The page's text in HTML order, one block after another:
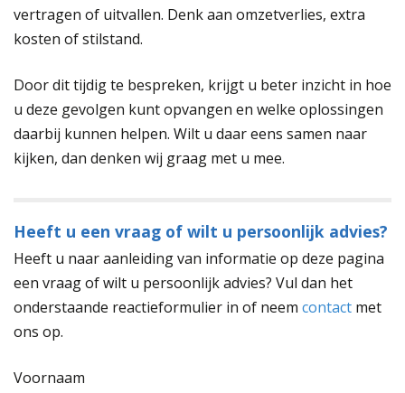
vertragen of uitvallen. Denk aan omzetverlies, extra
kosten of stilstand.
Door dit tijdig te bespreken, krijgt u beter inzicht in hoe
u deze gevolgen kunt opvangen en welke oplossingen
daarbij kunnen helpen. Wilt u daar eens samen naar
kijken, dan denken wij graag met u mee.
Heeft u een vraag of wilt u persoonlijk advies?
Heeft u naar aanleiding van informatie op deze pagina
een vraag of wilt u persoonlijk advies? Vul dan het
onderstaande reactieformulier in of neem contact met
ons op.
Voornaam